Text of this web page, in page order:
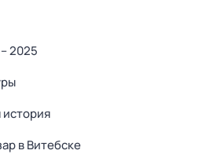
2025
в Витебске